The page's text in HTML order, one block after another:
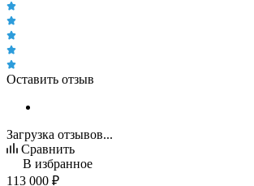
Оставить отзыв
Загрузка отзывов...
Сравнить
В избранное
113 000 ₽